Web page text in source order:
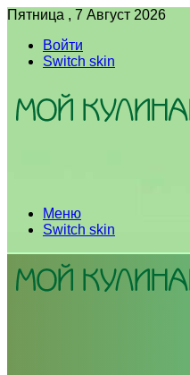
Пятница , 7 Август 2026
Войти
Switch skin
Меню
Switch skin